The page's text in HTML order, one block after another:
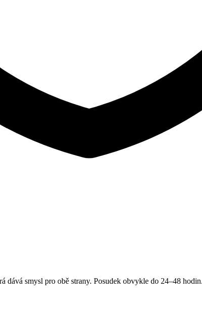
dává smysl pro obě strany. Posudek obvykle do 24–48